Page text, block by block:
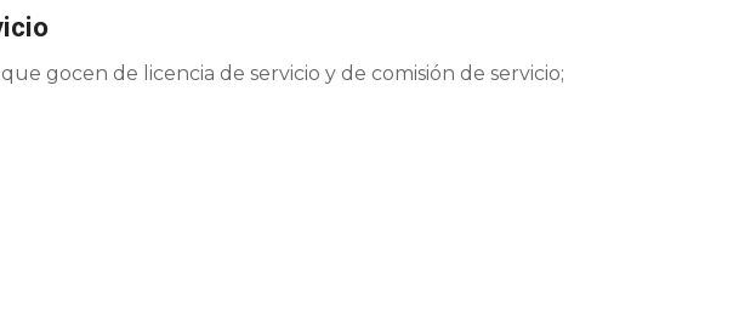
gocen de licencia de servicio y de comisión de servicio;